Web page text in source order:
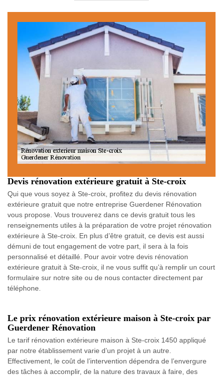
Devis rénovation extérieure gratuit à Ste-croix
Qui que vous soyez à Ste-croix, profitez du devis rénovation
extérieure gratuit que notre entreprise Guerdener Rénovation
vous propose. Vous trouverez dans ce devis gratuit tous les
renseignements utiles à la préparation de votre projet rénovation
extérieure à Ste-croix. En plus d’être gratuit, ce devis est aussi
démuni de tout engagement de votre part, il sera à la fois
personnalisé et détaillé. Pour avoir votre devis rénovation
extérieure gratuit à Ste-croix, il ne vous suffit qu’à remplir un court
formulaire sur notre site ou de nous contacter directement par
téléphone.
Le prix rénovation extérieure maison à Ste-croix par
Guerdener Rénovation
Le tarif rénovation extérieure maison à Ste-croix 1450 appliqué
par notre établissement varie d’un projet à un autre.
Effectivement, le coût de l’intervention dépendra de l’envergure
des tâches à accomplir, de la nature des travaux à faire, des